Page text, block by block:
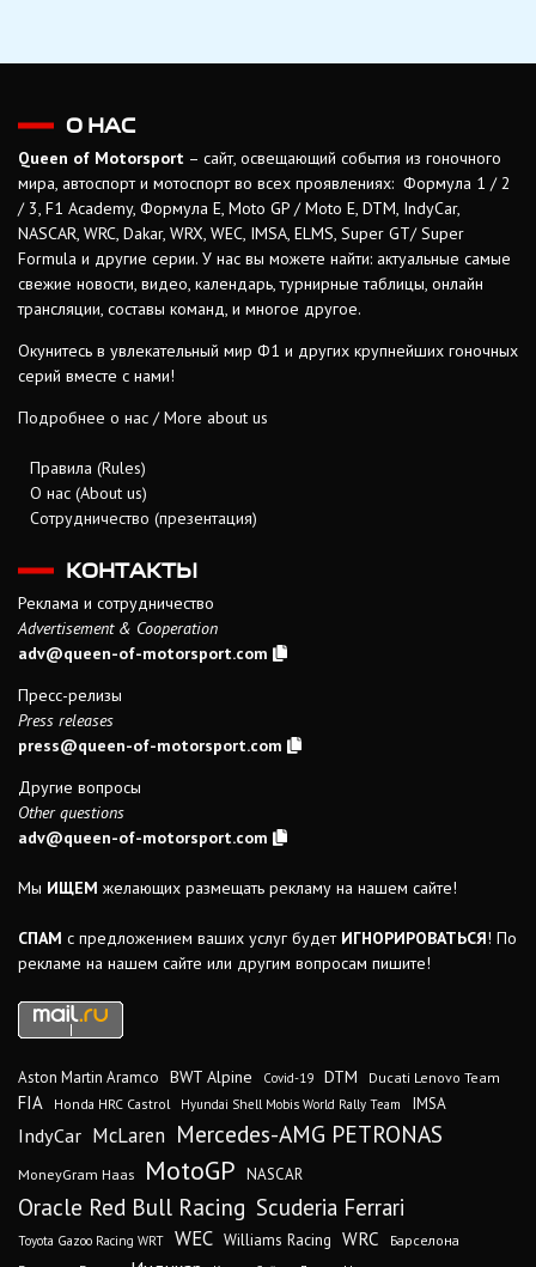
О НАС
Queen of Motorsport – сайт, освещающий события из гоночного
мира, автоспорт и мотоспорт во всех проявлениях: Формула 1 / 2
/ 3, F1 Academy, Формула Е, Moto GP / Moto E, DTM, IndyCar,
NASCAR, WRC, Dakar, WRX, WEC, IMSA, ELMS, Super GT/ Super
Formula и другие серии. У нас вы можете найти: актуальные самые
свежие новости, видео, календарь, турнирные таблицы, онлайн
трансляции, составы команд, и многое другое.
Окунитесь в увлекательный мир Ф1 и других крупнейших гоночных
серий вместе с нами!
Подробнее о нас / More about us
Правила (Rules)
О нас (About us)
Сотрудничество (презентация)
КОНТАКТЫ
Реклама и сотрудничество
Advertisement & Cooperation
adv@queen-of-motorsport.com
Пресс-релизы
Press releases
press@queen-of-motorsport.com
Другие вопросы
Other questions
adv@queen-of-motorsport.com
Мы ИЩЕМ желающих размещать рекламу на нашем сайте!
СПАМ с предложением ваших услуг будет ИГНОРИРОВАТЬСЯ! По
рекламе на нашем сайте или другим вопросам пишите!
Aston Martin Aramco BWT Alpine Covid-19 DTM Ducati Lenovo Team
FIA Honda HRC Castrol Hyundai Shell Mobis World Rally Team IMSA
IndyCar McLaren Mercedes-AMG PETRONAS
MoneyGram Haas MotoGP NASCAR
Oracle Red Bull Racing Scuderia Ferrari
Toyota Gazoo Racing WRT WEC Williams Racing WRC
Барселона